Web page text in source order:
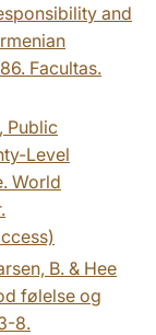
and
Facultas.
Public
Level
World
B. & Hee
følelse og
8.